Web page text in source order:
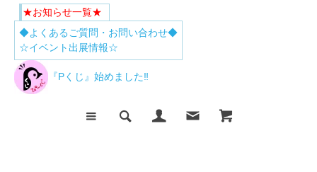
★お知らせ一覧★
◆よくあるご質問・お問い合わせ◆
☆イベント出展情報☆
『Pくじ』始めました‼